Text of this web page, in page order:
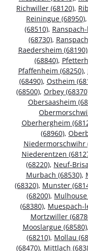
Richwiller (68120),
Reiningue (68950),
(68510),
(68730),
Raedersheim (68190)
(68840),
Pfaffenheim (68250),
(68490), Ostheim
(68500), Orbey
Obersaasheim
Oberhergheim
(68960),
Niedermorschwihr
Niederentzen
(68220), Neuf-
Murbach (68530),
(68320), Munster
(68200), Mulhouse
(68380), Muespach-
Mortzwiller
Mooslargue (68580),
(68210), Mollau
(68470), Mittlach